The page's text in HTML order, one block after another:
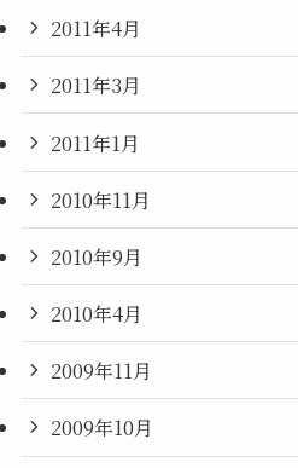
2011年4月
2011年3月
2011年1月
2010年11月
2010年9月
2010年4月
2009年11月
2009年10月